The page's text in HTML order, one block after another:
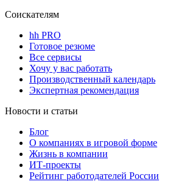
Соискателям
hh PRO
Готовое резюме
Все сервисы
Хочу у вас работать
Производственный календарь
Экспертная рекомендация
Новости и статьи
Блог
О компаниях в игровой форме
Жизнь в компании
ИТ-проекты
Рейтинг работодателей России